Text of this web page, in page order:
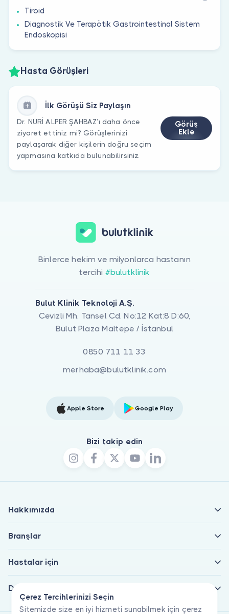
Tiroid
Diagnostik Ve Terapötik Gastrointestinal Sistem
Endoskopisi
Hasta Görüşleri
İlk Görüşü Siz Paylaşın
Dr. NURİ ALPER ŞAHBAZ’ı daha önce
ziyaret ettiniz mi? Görüşlerinizi
paylaşarak diğer kişilerin doğru seçim
yapmasına katkıda bulunabilirsiniz.
Görüş
Ekle
Çerez Tercihlerinizi Seçin
Sitemizde size en iyi hizmeti sunabilmek için çerez
Binlerce hekim ve milyonlarca hastanın
tercihi #bulutklinik
Bulut Klinik Teknoloji A.Ş.
Cevizli Mh. Tansel Cd. No:12 Kat:8 D:60,
Bulut Plaza Maltepe / İstanbul
0850 711 11 33
merhaba@bulutklinik.com
Apple Store Google Play
Bizi takip edin
Hakkımızda
Branşlar
Hastalar için
Doktorlar için